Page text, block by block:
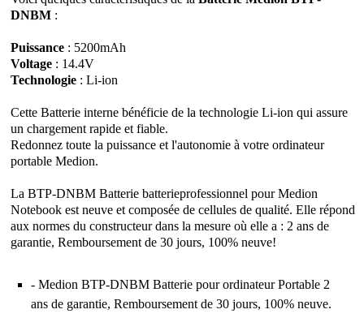
DNBM :
Puissance : 5200mAh
Voltage : 14.4V
Technologie : Li-ion
Cette Batterie interne bénéficie de la technologie Li-ion qui assure
un chargement rapide et fiable.
Redonnez toute la puissance et l'autonomie à votre ordinateur
portable Medion.
La BTP-DNBM Batterie batterieprofessionnel pour Medion
Notebook est neuve et composée de cellules de qualité. Elle répond
aux normes du constructeur dans la mesure où elle a : 2 ans de
garantie, Remboursement de 30 jours, 100% neuve!
- MedionBTP-DNBM Batterie pour ordinateur Portable 2
ans de garantie, Remboursement de 30 jours, 100% neuve.